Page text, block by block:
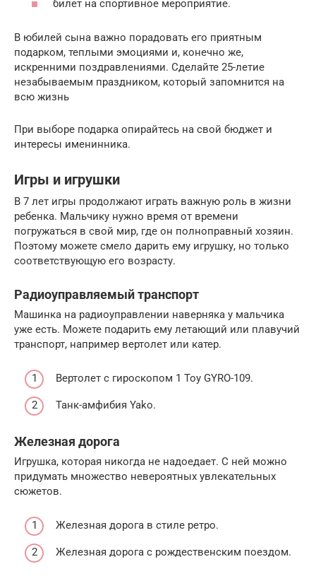
билет на спортивное мероприятие.
В юбилей сына важно порадовать его приятным
подарком, теплыми эмоциями и, конечно же,
искренними поздравлениями. Сделайте 25-летие
незабываемым праздником, который запомнится на
всю жизнь
При выборе подарка опирайтесь на свой бюджет и
интересы именинника.
Игры и игрушки
В 7 лет игры продолжают играть важную роль в жизни
ребенка. Мальчику нужно время от времени
погружаться в свой мир, где он полноправный хозяин.
Поэтому можете смело дарить ему игрушку, но только
соответствующую его возрасту.
Радиоуправляемый транспорт
Машинка на радиоуправлении наверняка у мальчика
уже есть. Можете подарить ему летающий или плавучий
транспорт, например вертолет или катер.
Вертолет с гироскопом 1 Toy GYRO-109.
Танк-амфибия Yako.
Железная дорога
Игрушка, которая никогда не надоедает. С ней можно
придумать множество невероятных увлекательных
сюжетов.
Железная дорога в стиле ретро.
Железная дорога с рождественским поездом.